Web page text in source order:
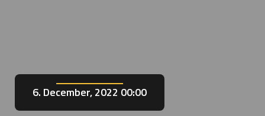
6. December, 2022 00:00